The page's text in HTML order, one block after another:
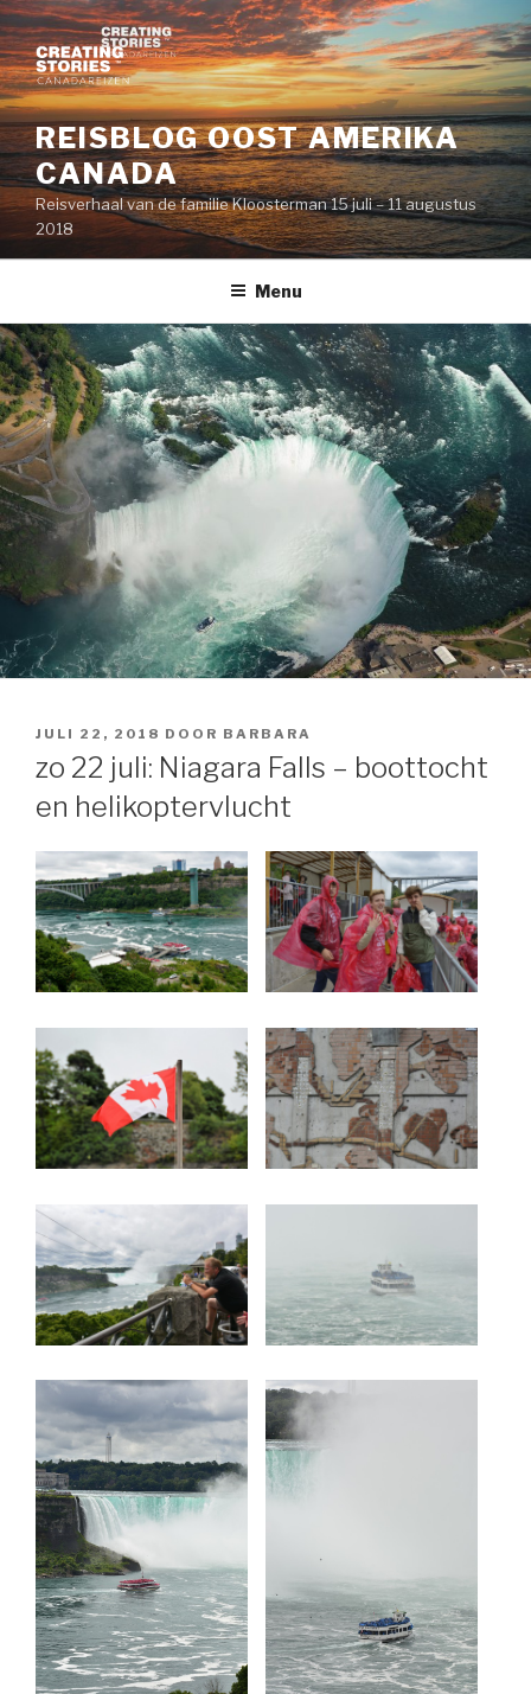
Naar
de
inhoud
springen
REISBLOG OOST AMERIKA
CANADA
Reisverhaal van de familie Kloosterman 15 juli – 11 augustus
2018
Menu
GEPLAATST
JULI 22, 2018 DOOR BARBARA
zo 22 juli: Niagara Falls – boottocht
en helikoptervlucht